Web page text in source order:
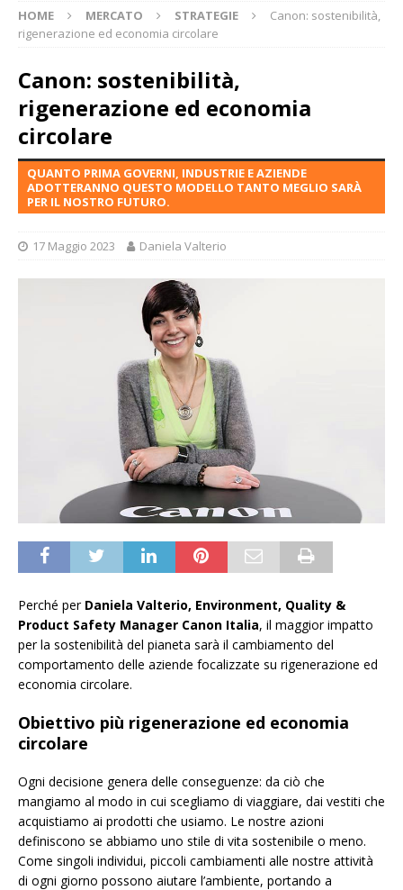
HOME MERCATO STRATEGIE
Canon: sostenibilità,
rigenerazione ed economia circolare
Canon: sostenibilità,
rigenerazione ed economia
circolare
QUANTO PRIMA GOVERNI, INDUSTRIE E AZIENDE
ADOTTERANNO QUESTO MODELLO TANTO MEGLIO SARÀ
PER IL NOSTRO FUTURO.
17 Maggio 2023 Daniela Valterio
Perché perDaniela Valterio, Environment, Quality &
Product Safety Manager Canon Italia, il maggior impatto
per la sostenibilità del pianeta sarà il cambiamento del
comportamento delle aziende focalizzate su rigenerazione ed
economia circolare.
Obiettivo più rigenerazione ed economia
circolare
Ogni decisione genera delle conseguenze: da ciò che
mangiamo al modo in cui scegliamo di viaggiare, dai vestiti che
acquistiamo ai prodotti che usiamo. Le nostre azioni
definiscono se abbiamo uno stile di vita sostenibile o meno.
Come singoli individui, piccoli cambiamenti alle nostre attività
di ogni giorno possono aiutare l’ambiente, portando a